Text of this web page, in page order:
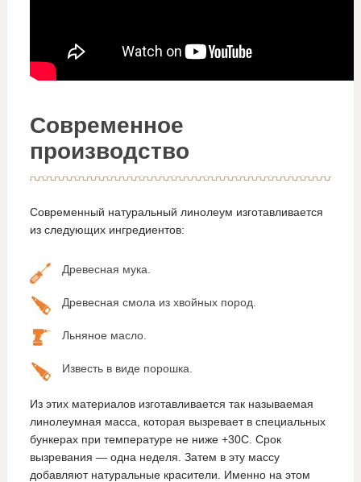
Современное
производство
Современный натуральный линолеум изготавливается
из следующих ингредиентов:
Древесная мука.
Древесная смола из хвойных пород.
Льняное масло.
Известь в виде порошка.
Из этих материалов изготавливается так называемая
линолеумная масса, которая вызревает в специальных
бункерах при температуре не ниже +30С. Срок
вызревания — одна неделя. Затем в эту массу
добавляют натуральные красители. Именно на этом